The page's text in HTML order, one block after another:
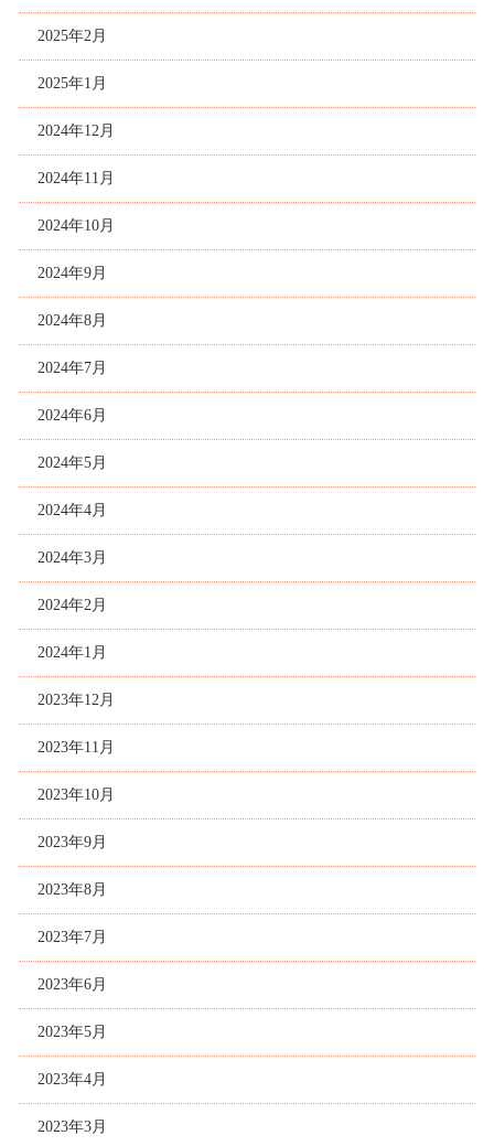
2025年2月
2025年1月
2024年12月
2024年11月
2024年10月
2024年9月
2024年8月
2024年7月
2024年6月
2024年5月
2024年4月
2024年3月
2024年2月
2024年1月
2023年12月
2023年11月
2023年10月
2023年9月
2023年8月
2023年7月
2023年6月
2023年5月
2023年4月
2023年3月